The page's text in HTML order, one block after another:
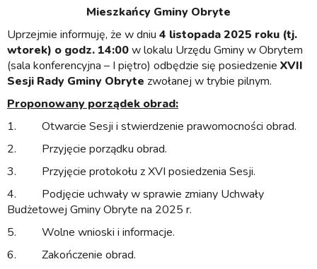
Mieszkańcy Gminy Obryte
Uprzejmie informuję, że w dniu 4 listopada 2025 roku (tj.
wtorek) o godz. 14:00w lokalu Urzędu Gminy w Obrytem
(sala konferencyjna – I piętro) odbędzie się posiedzenie XVII
Sesji Rady Gminy Obryte zwołanej w trybie pilnym.
Proponowany porządek obrad:
1. Otwarcie Sesji i stwierdzenie prawomocności obrad.
2. Przyjęcie porządku obrad.
3. Przyjęcie protokołu z XVI posiedzenia Sesji.
4. Podjęcie uchwały w sprawie zmiany Uchwały
Budżetowej Gminy Obryte na 2025 r.
5. Wolne wnioski i informacje.
6. Zakończenie obrad.